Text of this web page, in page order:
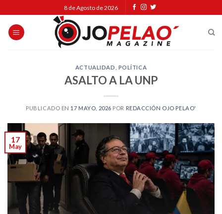
to
content
8 de Agosto de 2026
ACTUALIDAD POLÍTICA
ASALTO A LA UNP
PUBLICADO EN 17 MAYO, 2026 POR REDACCIÓN OJO PELAO'
17
May